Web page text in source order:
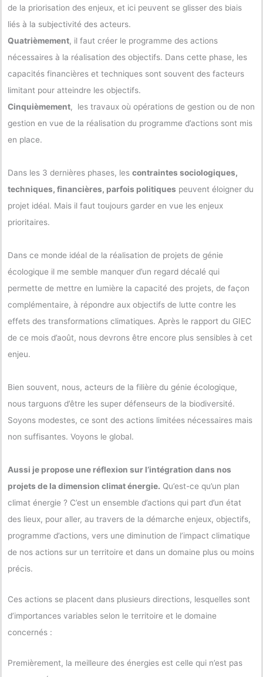
de la priorisation des enjeux, et ici peuvent se glisser des biais
liés à la subjectivité des acteurs.
Quatrièmement, il faut créer le programme des actions
nécessaires à la réalisation des objectifs. Dans cette phase, les
capacités financières et techniques sont souvent des facteurs
limitant pour atteindre les objectifs.
Cinquièmement, les travaux où opérations de gestion ou de non
gestion en vue de la réalisation du programme d’actions sont mis
en place.
Dans les 3 dernières phases, les contraintes sociologiques,
techniques, financières, parfois politiques peuvent éloigner du
projet idéal. Mais il faut toujours garder en vue les enjeux
prioritaires.
Dans ce monde idéal de la réalisation de projets de génie
écologique il me semble manquer d’un regard décalé qui
permette de mettre en lumière la capacité des projets, de façon
complémentaire, à répondre aux objectifs de lutte contre les
effets des transformations climatiques. Après le rapport du GIEC
de ce mois d’août, nous devrons être encore plus sensibles à cet
enjeu.
Bien souvent, nous, acteurs de la filière du génie écologique,
nous targuons d’être les super défenseurs de la biodiversité.
Soyons modestes, ce sont des actions limitées nécessaires mais
non suffisantes. Voyons le global.
Aussi je propose une réflexion sur l’intégration dans nos
projets de la dimension climat énergie. Qu’est-ce qu’un plan
climat énergie ? C’est un ensemble d’actions qui part d’un état
des lieux, pour aller, au travers de la démarche enjeux, objectifs,
programme d’actions, vers une diminution de l’impact climatique
de nos actions sur un territoire et dans un domaine plus ou moins
précis.
Ces actions se placent dans plusieurs directions, lesquelles sont
d’importances variables selon le territoire et le domaine
concernés :
Premièrement, la meilleure des énergies est celle qui n’est pas